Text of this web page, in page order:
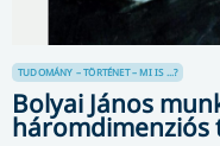
TUDOMÁNY – TÖRTÉNET – MI IS ...?
Bolyai János
háromdimenziós